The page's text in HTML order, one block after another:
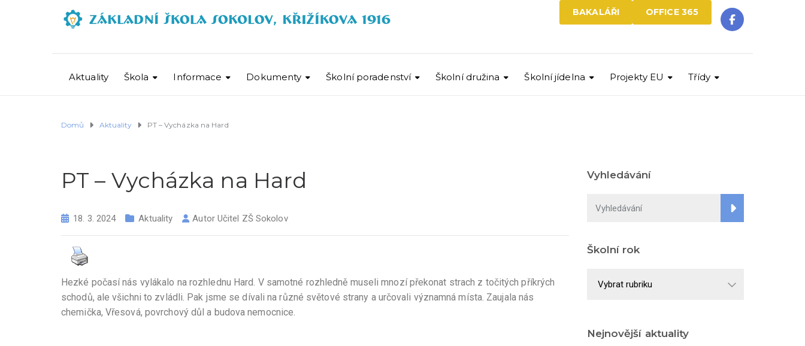
OFFICE 365
BAKALÁŘI
Aktuality Škola Informace Dokumenty Školní poradenství Školní družina Školní jídelna Projekty EU Třídy
Domů Aktuality PT – Vycházka na Hard
PT – Vycházka na Hard
18. 3. 2024 Aktuality Autor Učitel ZŠ Sokolov
Hezké počasí nás vylákalo na rozhlednu Hard. V samotné rozhledně museli mnozí překonat strach z točitých příkrých
schodů, ale všichni to zvládli. Pak jsme se dívali na různé světové strany a určovali významná místa. Zaujala nás
chemička, Vřesová, povrchový důl a budova nemocnice.
Vyhledávání
Školní rok
Nejnovější aktuality